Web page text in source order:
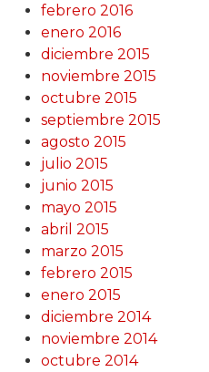
febrero 2016
enero 2016
diciembre 2015
noviembre 2015
octubre 2015
septiembre 2015
agosto 2015
julio 2015
junio 2015
mayo 2015
abril 2015
marzo 2015
febrero 2015
enero 2015
diciembre 2014
noviembre 2014
octubre 2014